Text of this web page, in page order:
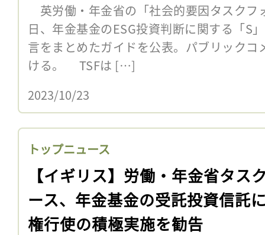
英労働・年金省の「社会的要因タスクフ
日、年金基金のESG投資判断に関する「S
言をまとめたガイドを公表。パブリック
ける。 TSFは […]
2023/10/23
トップニュース
【イギリス】労働・年金省タス
ース、年金基金の受託投資信託
権行使の積極実施を勧告